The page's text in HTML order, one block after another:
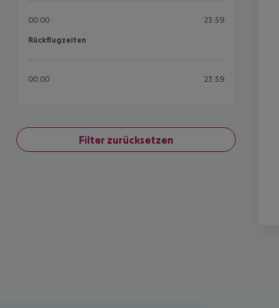
00:00 23:59
Rückflugzeiten
Rückflugzeiten
00:00 23:59
Filter zurücksetzen